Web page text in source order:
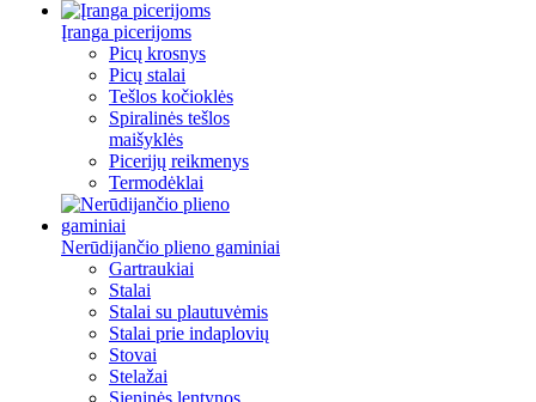
Įranga picerijoms
Picų krosnys
Picų stalai
Tešlos kočioklės
Spiralinės tešlos
maišyklės
Picerijų reikmenys
Termodėklai
Nerūdijančio plieno gaminiai
Gartraukiai
Stalai
Stalai su plautuvėmis
Stalai prie indaplovių
Stovai
Stelažai
Sieninės lentynos